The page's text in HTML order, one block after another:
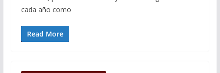
cada año como
Read More